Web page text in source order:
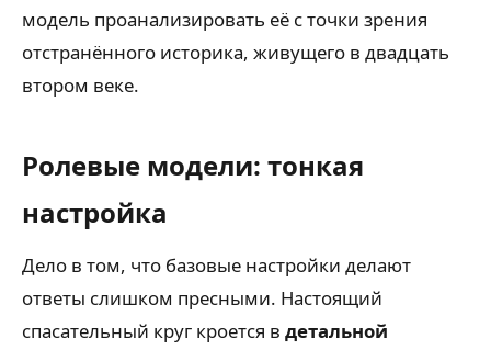
модель проанализировать её с точки зрения
отстранённого историка, живущего в двадцать
втором веке.
Ролевые модели: тонкая
настройка
Дело в том, что базовые настройки делают
ответы слишком пресными. Настоящий
спасательный круг кроется в детальной